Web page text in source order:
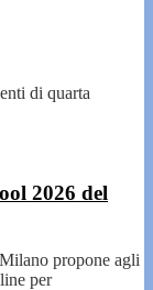
di quarta
2026 del
propone agli
per